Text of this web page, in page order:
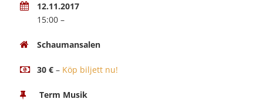
12.11.2017
15:00 –
Schaumansalen
30 € – Köp biljett nu!
Term Musik